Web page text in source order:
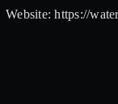
Website: https://